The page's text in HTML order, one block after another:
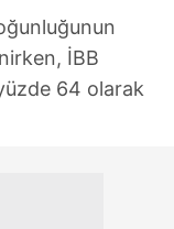
İBB
64 olarak